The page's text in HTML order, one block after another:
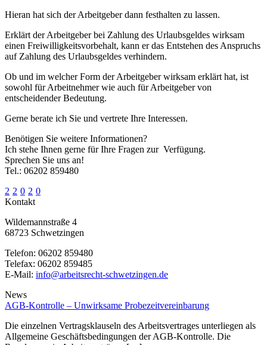
Hieran hat sich der Arbeitgeber dann festhalten zu lassen.
Erklärt der Arbeitgeber bei Zahlung des Urlaubsgeldes wirksam
einen Freiwilligkeitsvorbehalt, kann er das Entstehen des Anspruchs
auf Zahlung des Urlaubsgeldes verhindern.
Ob und im welcher Form der Arbeitgeber wirksam erklärt hat, ist
sowohl für Arbeitnehmer wie auch für Arbeitgeber von
entscheidender Bedeutung.
Gerne berate ich Sie und vertrete Ihre Interessen.
Benötigen Sie weitere Informationen?
Ich stehe Ihnen gerne für Ihre Fragen zur Verfügung.
Sprechen Sie uns an!
Tel.: 06202 859480
2 2 0 2 0
Kontakt
Wildemannstraße 4
68723 Schwetzingen
Telefon: 06202 859480
Telefax: 06202 859485
E-Mail: info@arbeitsrecht-schwetzingen.de
News
AGB-Kontrolle – Unwirksame Probezeitvereinbarung
Die einzelnen Vertragsklauseln des Arbeitsvertrages unterliegen als
Allgemeine Geschäftsbedingungen der AGB-Kontrolle. Die